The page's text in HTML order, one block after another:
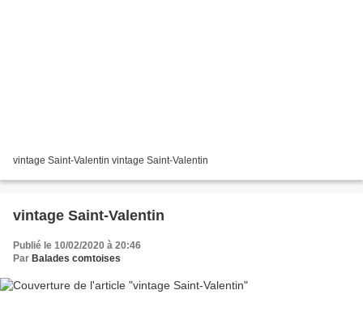
vintage Saint-Valentin vintage Saint-Valentin
vintage Saint-Valentin
Publié le 10/02/2020 à 20:46
Par Balades comtoises